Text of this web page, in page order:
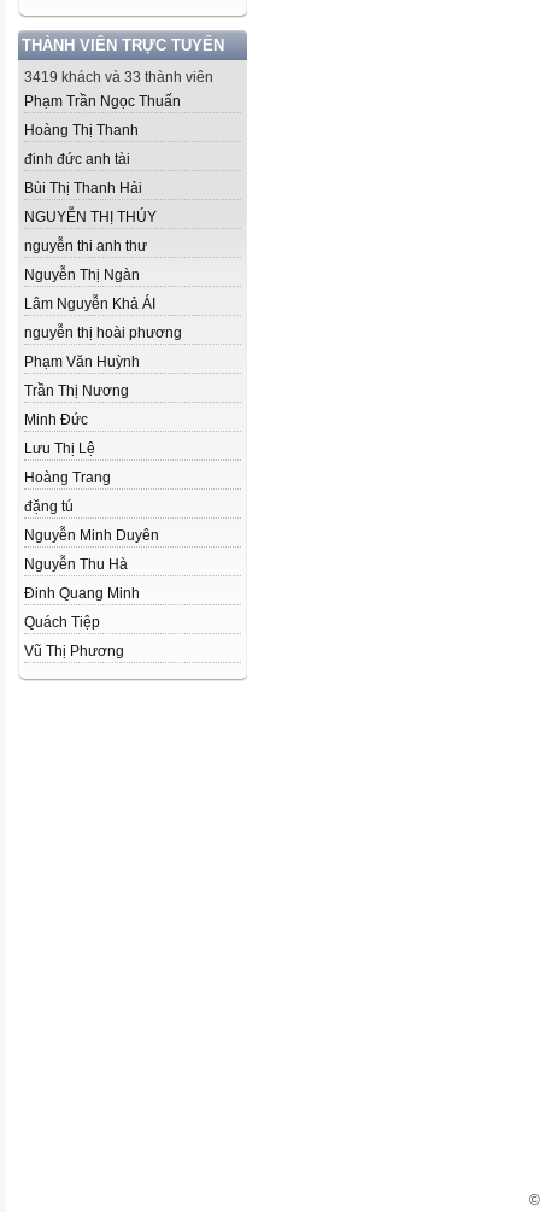
THÀNH VIÊN TRỰC TUYẾN
3419 khách và 33 thành viên
Phạm Trần Ngọc Thuấn
Hoàng Thị Thanh
đinh đức anh tài
Bùi Thị Thanh Hải
NGUYỄN THỊ THÚY
nguyễn thi anh thư
Nguyễn Thị Ngàn
Lâm Nguyễn Khả ÁI
nguyễn thị hoài phương
Phạm Văn Huỳnh
Trần Thị Nương
Minh Đức
­Lưu Thị Lệ
Hoàng Trang
đặng tú
Nguyễn Minh Duyên
Nguyễn Thu Hà
Đinh Quang Minh
Quách Tiệp
Vũ Thị Phương